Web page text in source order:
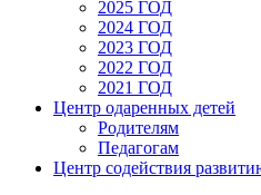
2025 ГОД
2024 ГОД
2023 ГОД
2022 ГОД
2021 ГОД
Центр одаренных детей
Родителям
Педагогам
Центр содействия